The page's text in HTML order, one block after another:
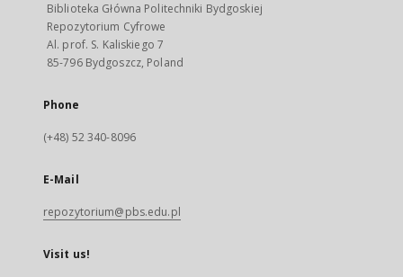
Biblioteka Główna Politechniki Bydgoskiej
Repozytorium Cyfrowe
Al. prof. S. Kaliskiego 7
85-796 Bydgoszcz, Poland
Phone
(+48) 52 340-8096
E-Mail
repozytorium@pbs.edu.pl
Visit us!